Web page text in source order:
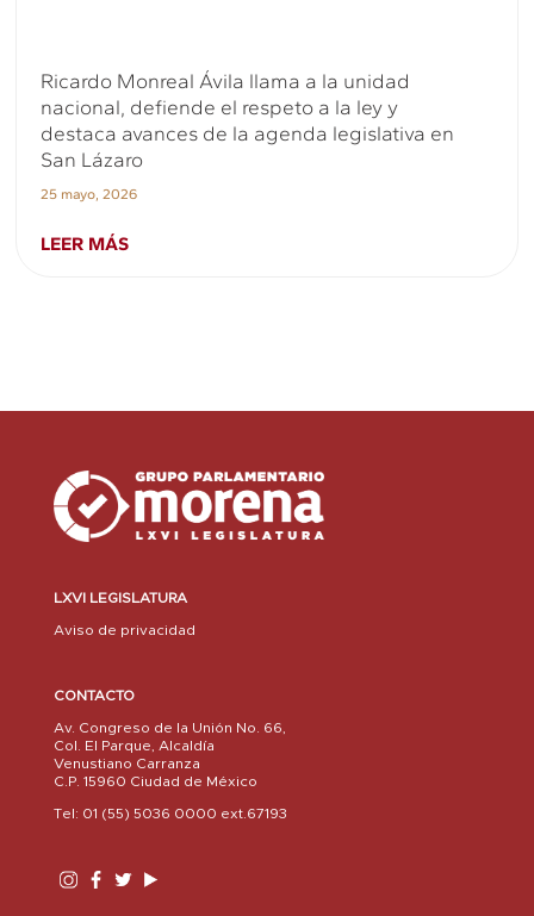
Ricardo Monreal Ávila llama a la unidad
nacional, defiende el respeto a la ley y
destaca avances de la agenda legislativa en
San Lázaro
25 mayo, 2026
LEER MÁS
LXVI LEGISLATURA
Aviso de privacidad
CONTACTO
Av. Congreso de la Unión No. 66,
Col. El Parque, Alcaldía
Venustiano Carranza
C.P. 15960 Ciudad de México
Tel: 01 (55) 5036 0000 ext.67193